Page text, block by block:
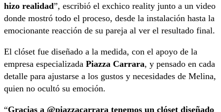
hizo realidad”, escribió el exchico reality junto a un video
donde mostró todo el proceso, desde la instalación hasta la
emocionante reacción de su pareja al ver el resultado final.
El clóset fue diseñado a la medida, con el apoyo de la
empresa especializada Piazza Carrara, y pensado en cada
detalle para ajustarse a los gustos y necesidades de Melina,
quien no ocultó su emoción.
“Gracias a @piazzacarrara tenemos un clóset diseñado